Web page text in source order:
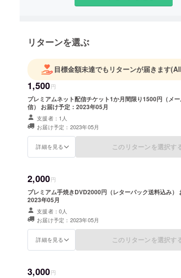
東京都美術館の公募写真展入選（総合写真展）
映画「Michiko」が、現在、海外映画賞多数受賞中
また、インドのラジャスターン州では、
インドの友達と一緒に未就学児童を支援する活動
リターンを選ぶ
目標金額未達でもリターンが届きます
1,500円
プレミアムネット配信チケット1か月間限り1500円（メ
信） お届け予定：2023年05月
支援者：1人
お届け予定：2023年05月
詳細を見る このリターンを選択す
2,000円
プレミアム手焼きDVD2000円（レターパック送料込み）
2023年05月
支援者：0人
お届け予定：2023年05月
詳細を見る このリターンを選択す
3,000円